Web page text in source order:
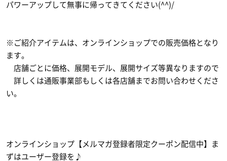
パワーアップして無事に帰ってきてください(^^)/
※ご紹介アイテムは、オンラインショップでの販売価格となり
ます。
店舗ごとに価格、展開モデル、展開サイズ等異なりますので
詳しくは通販事業部もしくは各店舗までお問い合わせくださ
い。
オンラインショップ【メルマガ登録者限定クーポン配信中】ま
ずはユーザー登録を♪